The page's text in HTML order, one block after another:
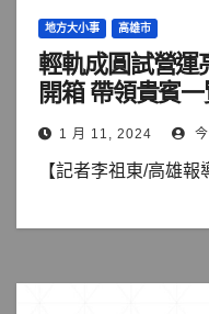
地方大小事 高雄市
輕軌成圓試營運
開箱 帶領貴賓
1 月 11, 2024
【記者李祖東/高雄